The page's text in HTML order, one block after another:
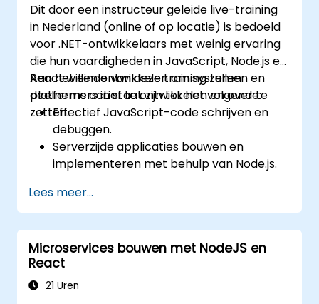
door middel van de FARM-stack.
Dit door een instructeur geleide live-training
in Nederland (online of op locatie) is bedoeld
voor .NET-ontwikkelaars met weinig ervaring
die hun vaardigheden in JavaScript, Node.js en
React willen ontwikkelen om systemen en
platforms actief te ontwikkelen en over te
zetten.
Aan het einde van deze training zullen
deelnemers in staat zijn tot het volgende:
Effectief JavaScript-code schrijven en
debuggen.
Serverzijde applicaties bouwen en
implementeren met behulp van Node.js.
gebruikersinterfaces ontwikkelen met
React.
Front-end- en back-end-componenten
integreren om volledig functionele
applicaties te creëren.
De beste praktijken begrijpen voor het
Lees meer...
Microservices bouwen met NodeJS en
React
21 Uren